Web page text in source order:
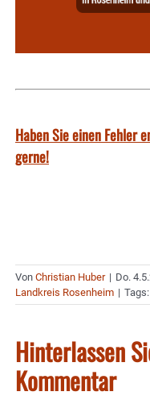
Haben Sie einen Fehler
gerne!
Von Christian Huber | Do.
Landkreis Rosenheim | Tags:
Hinterlassen
Kommentar